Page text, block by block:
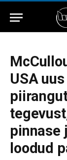
USA
pinnase
loodud